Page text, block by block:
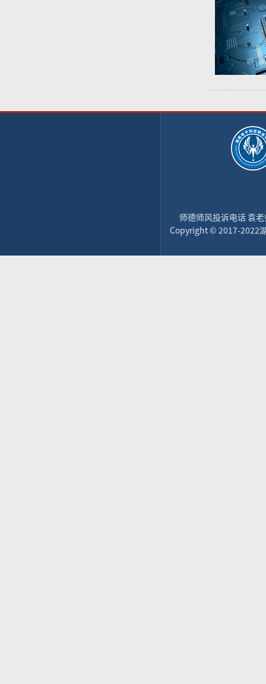
师德师风投诉电话 袁
Copyright © 2017-2022